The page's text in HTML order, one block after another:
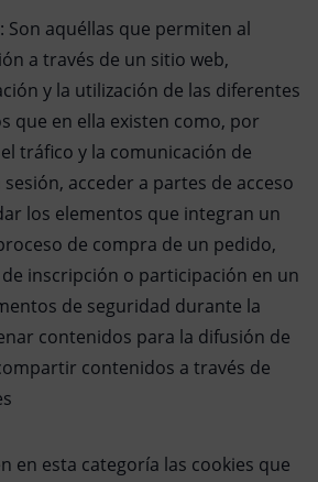
Son aquéllas que permiten al
a través de un sitio web,
y la utilización de las diferentes
que en ella existen como, por
tráfico y la comunicación de
acceder a partes de acceso
los elementos que integran un
de compra de un pedido,
inscripción o participación en un
de seguridad durante la
contenidos para la difusión de
contenidos a través de
en esta categoría las cookies que